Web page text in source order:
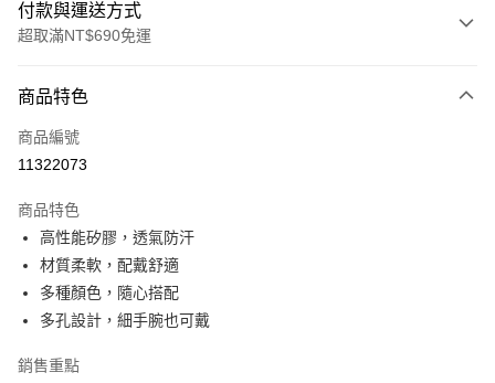
付款與運送方式
超取滿NT$690免運
信用卡一次付款
超商取貨付款
Apple Pay
街口支付
悠遊付
ATM付款
商品特色
商品編號
11322073
商品特色
高性能矽膠，透氣防汗
材質柔軟，配戴舒適
多種顏色，隨心搭配
多孔設計，細手腕也可戴
銷售重點